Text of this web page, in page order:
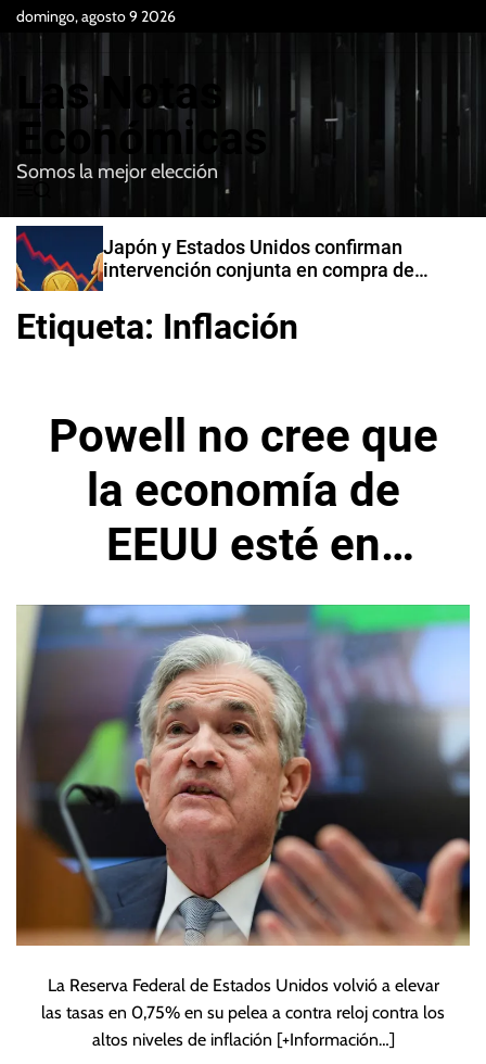
domingo, agosto 9 2026
Las Notas
Económicas
Somos la mejor elección
e
n
u
B
u
c
a
Japón y Estados Unidos confirman
intervención conjunta en compra de
Etiqueta: Inflación
Powell no cree que
la economía de
EEUU esté en
recesión en este
momento
La Reserva Federal de Estados Unidos volvió a elevar
las tasas en 0,75% en su pelea a contra reloj contra los
altos niveles de inflación [+Información…]